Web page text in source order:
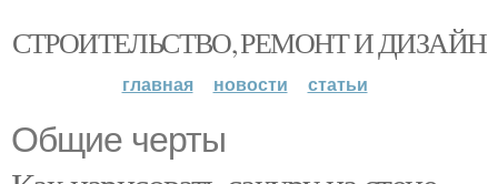
СТРОИТЕЛЬСТВО, РЕМОНТ И ДИЗАЙН
главная новости статьи
Общие черты